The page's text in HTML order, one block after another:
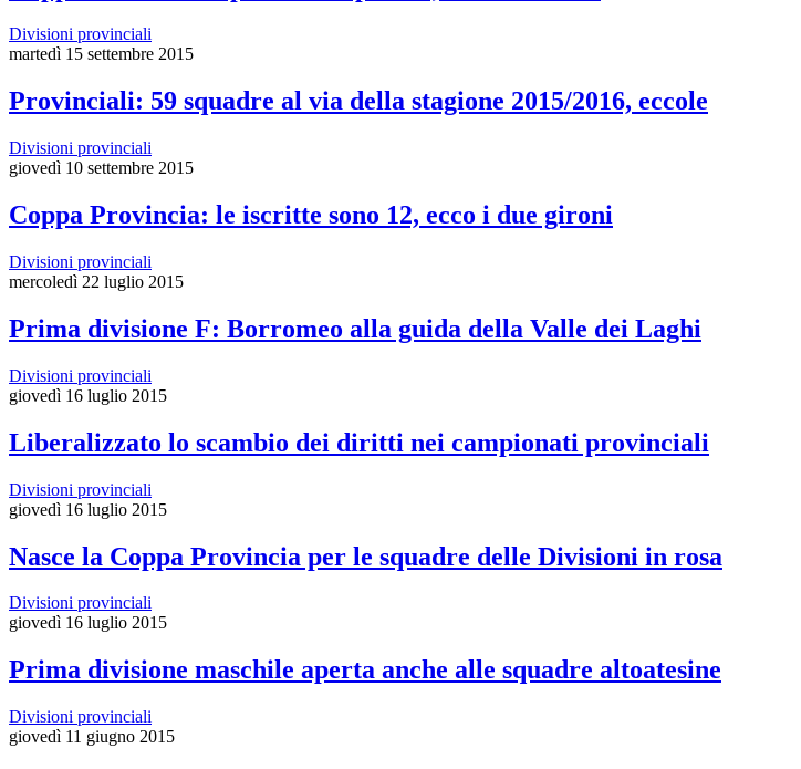
Divisioni provinciali
martedì 15 settembre 2015
Provinciali: 59 squadre al via della stagione 2015/2016, eccole
Divisioni provinciali
giovedì 10 settembre 2015
Coppa Provincia: le iscritte sono 12, ecco i due gironi
Divisioni provinciali
mercoledì 22 luglio 2015
Prima divisione F: Borromeo alla guida della Valle dei Laghi
Divisioni provinciali
giovedì 16 luglio 2015
Liberalizzato lo scambio dei diritti nei campionati provinciali
Divisioni provinciali
giovedì 16 luglio 2015
Nasce la Coppa Provincia per le squadre delle Divisioni in rosa
Divisioni provinciali
giovedì 16 luglio 2015
Prima divisione maschile aperta anche alle squadre altoatesine
Divisioni provinciali
giovedì 11 giugno 2015